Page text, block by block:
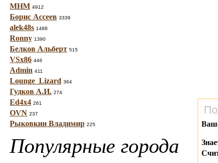
МНМ 4912
Борис Ассеев 3339
alek48s 1488
Ronny 1390
Белков Альберт 515
VSx86 446
Admin 411
Lounge_Lizard 364
Гудков А.И. 274
Ed4x4 261
OVN 237
Рыковкин Владимир 225
Популярные города